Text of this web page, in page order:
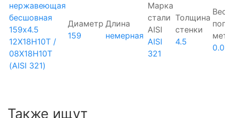
нержавеющая
бесшовная
159х4.5
12Х18Н10Т /
08Х18Н10Т
(AISI 321)
Диаметр
159
Длина
немерная
Марка
стали
AISI
AISI
321
Толщина
стенки
4.5
Также ищут